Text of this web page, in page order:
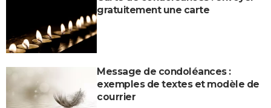
gratuitement une carte
Message de condoléances :
exemples de textes et modèle de
courrier